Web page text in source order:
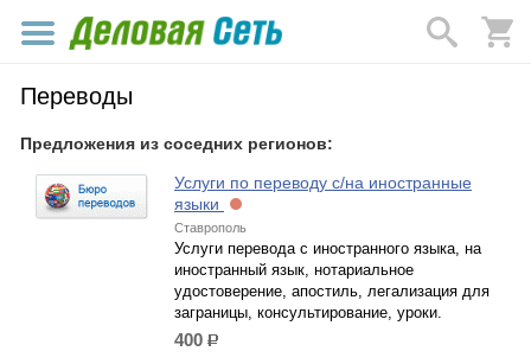
Переводы
Предложения из соседних регионов:
Услуги по переводу с/на иностранные
языки
Ставрополь
Услуги перевода с иностранного языка, на
иностранный язык, нотариальное
удостоверение, апостиль, легализация для
заграницы, консультирование, уроки.
400 р.